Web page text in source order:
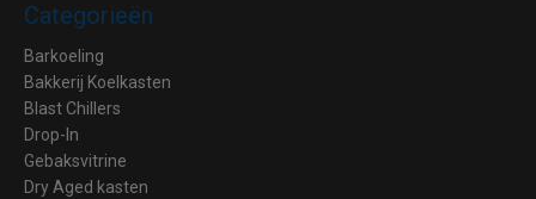
Categorieën
Barkoeling
Bakkerij Koelkasten
Blast Chillers
Drop-In
Gebaksvitrine
Dry Aged kasten